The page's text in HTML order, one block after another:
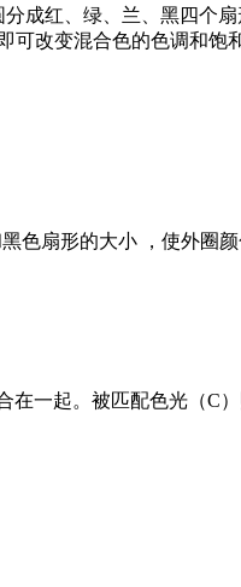
成红、绿、兰、黑四个
可改变混合色的色调和饱
色扇形的大小 ，使外圈
一起。被匹配色光（C）